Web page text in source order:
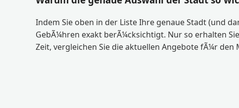
Indem Sie oben in der Liste Ihre genaue Stadt (und
GebÃ¼hren exakt berÃ¼cksichtigt. Nur so erhalten
Zeit, vergleichen Sie die aktuellen Angebote fÃ¼r